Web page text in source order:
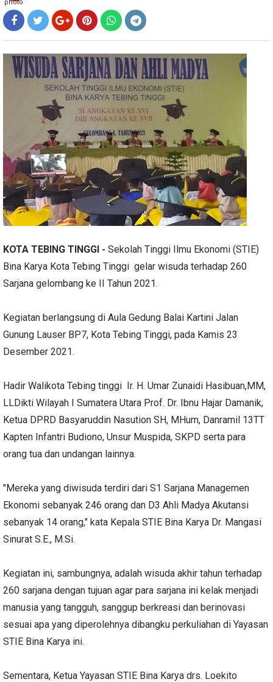
KOTA TEBING TINGGI - Sekolah Tinggi Ilmu Ekonomi (STIE)
Bina Karya Kota Tebing Tinggi gelar wisuda terhadap 260
Sarjana gelombang ke II Tahun 2021.
Kegiatan berlangsung di Aula Gedung Balai Kartini Jalan
Gunung Lauser BP7, Kota Tebing Tinggi, pada Kamis 23
Desember 2021.
Hadir Walikota Tebing tinggi Ir. H. Umar Zunaidi Hasibuan,MM,
LLDikti Wilayah I Sumatera Utara Prof. Dr. Ibnu Hajar Damanik,
Ketua DPRD Basyaruddin Nasution SH, MHum, Danramil 13TT
Kapten Infantri Budiono, Unsur Muspida, SKPD serta para
orang tua dan undangan lainnya.
"Mereka yang diwisuda terdiri dari S1 Sarjana Managemen
Ekonomi sebanyak 246 orang dan D3 Ahli Madya Akutansi
sebanyak 14 orang," kata Kepala STIE Bina Karya Dr. Mangasi
Sinurat S.E., M.Si.
Kegiatan ini, sambungnya, adalah wisuda akhir tahun terhadap
260 sarjana dengan tujuan agar para sarjana ini kelak menjadi
manusia yang tangguh, sanggup berkreasi dan berinovasi
sesuai apa yang diperolehnya dibangku perkuliahan di Yayasan
STIE Bina Karya ini.
Sementara, Ketua Yayasan STIE Bina Karya drs. Loekito